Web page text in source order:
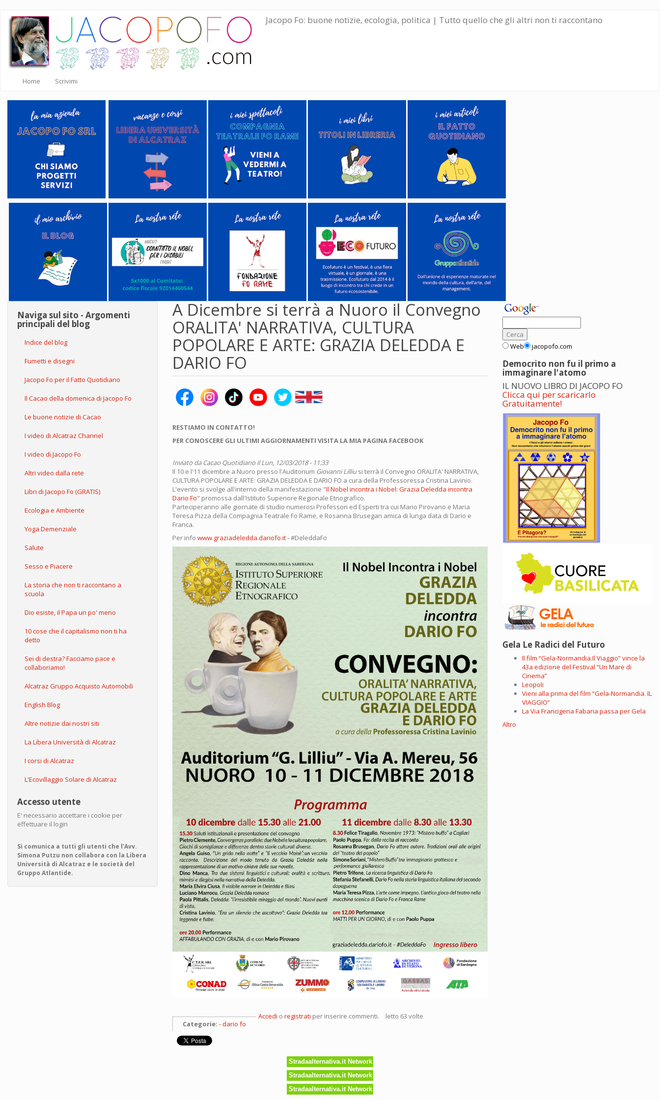
Salta
contenuto
principale
Jacopo Fo: buone notizie, ecologia, politica | Tutto quello che gli altri non ti raccontano
Home Scrivimi
Naviga sul sito - Argomenti
principali del blog
Indice del blog
Fumetti e disegni
Jacopo Fo per il Fatto Quotidiano
Il Cacao della domenica di Jacopo Fo
Le buone notizie di Cacao
I video di Alcatraz Channel
I video di Jacopo Fo
Altri video dalla rete
Libri di Jacopo Fo (GRATIS)
Ecologia e Ambiente
Yoga Demenziale
Salute
Sesso e Piacere
La storia che non ti raccontano a
scuola
Dio esiste, il Papa un po' meno
10 cose che il capitalismo non ti ha
detto
Sei di destra? Facciamo pace e
collaboriamo!
Alcatraz Gruppo Acquisto Automobili
English Blog
Altre notizie dai nostri siti
La Libera Università di Alcatraz
I corsi di Alcatraz
L'Ecovillaggio Solare di Alcatraz
Accesso utente
E' necessario accettare i cookie per
effettuare il login
Si comunica a tutti gli utenti che l'Avv.
Simona Putzu non collabora con la Libera
Università di Alcatraz e le società del
Gruppo Atlantide.
A Dicembre si terrà a Nuoro il Convegno
ORALITA' NARRATIVA, CULTURA
POPOLARE E ARTE: GRAZIA DELEDDA E
DARIO FO
RESTIAMO IN CONTATTO!
PER CONOSCERE GLI ULTIMI AGGIORNAMENTI VISITA LA MIA PAGINA FACEBOOK
Inviato daCacao Quotidiano il Lun, 12/03/2018 - 11:33
Il 10 e l'11 dicembre a Nuoro presso l'Auditorium Giovanni Lilliusi terrà il Convegno ORALITA' NARRATIVA,
CULTURA POPOLARE E ARTE: GRAZIA DELEDDA E DARIO FO a cura della Professoressa Cristina Lavinio.
L'evento si svolge all'interno della manifestazione "Il Nobel incontra i Nobel: Grazia Deledda incontra
Dario Fo" promossa dall'Istituto Superiore Regionale Etnografico.
Parteciperanno alle giornate di studio numerosi Professori ed Esperti tra cui Mario Pirovano e Maria
Teresa Pizza della Compagnia Teatrale Fo Rame, e Rosanna Brusegan amica di lunga data di Dario e
Franca.
Per info www.graziadeledda.dariofo.it- #DeleddaFo
Categorie: dario fo
Accedi o registrati per inserire commenti. letto 63 volte
Stradaalternativa.it Network
Stradaalternativa.it Network
Stradaalternativa.it Network
Web jacopofo.com
Democrito non fu il primo a
immaginare l'atomo
IL NUOVO LIBRO DI JACOPO FO
Clicca qui per scaricarlo
Gratuitamente!
Gela Le Radici del Futuro
Il film “Gela-Normandia.Il Viaggio” vince la
43a edizione del Festival “Un Mare di
Cinema”
Leopoli
Vieni alla prima del film “Gela-Normandia. IL
VIAGGIO”
La Via Francigena Fabaria passa per Gela
Altro